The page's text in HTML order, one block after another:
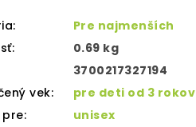
:
Pre najmenších
:
0.69 kg
3700217327194
vek:
pre deti od 3 rokov
pre:
unisex